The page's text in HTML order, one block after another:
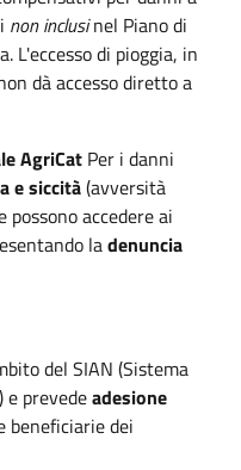
non inclusinel Piano di
L'eccesso di pioggia, in
dà accesso diretto a
AgriCat Per i danni
e siccità(avversità
accedere ai
ladenuncia
del SIAN (Sistema
e prevedeadesione
beneficiarie dei